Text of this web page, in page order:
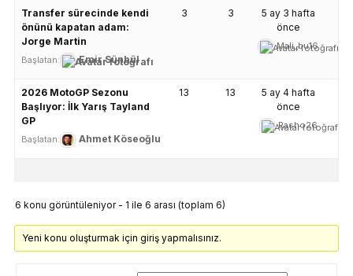
Transfer sürecinde kendi
önünü kapatan adam:
Jorge Martin
Başlatan: Emir Sünbül
3 3
5 ay 3 hafta
önce
Mali_bu16
2026 MotoGP Sezonu
Başlıyor: İlk Yarış Tayland
GP
Başlatan: Ahmet Köseoğlu
13 13
5 ay 4 hafta
önce
Rasho26
6 konu görüntüleniyor - 1 ile 6 arası (toplam 6)
Yeni konu oluşturmak için giriş yapmalısınız.